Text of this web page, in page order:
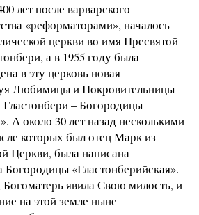
лет после варварского
«реформаторами», началось
церкви во имя Пресвятой
а в 1955 году была
в эту церковь новая
Любимицы и Покровительницы
– Богородицы
А около 30 лет назад несколькими
которых был отец Марк из
Церкви, была написана
Богородицы «Гластонберийская».
явила Свою милость, и
на этой земле ныне